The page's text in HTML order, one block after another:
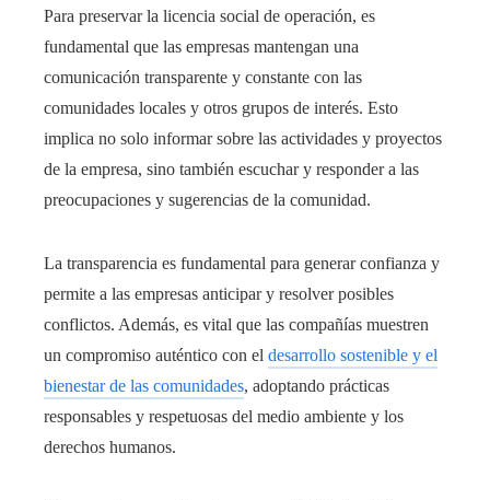
Para preservar la licencia social de operación, es
fundamental que las empresas mantengan una
comunicación transparente y constante con las
comunidades locales y otros grupos de interés. Esto
implica no solo informar sobre las actividades y proyectos
de la empresa, sino también escuchar y responder a las
preocupaciones y sugerencias de la comunidad.
La transparencia es fundamental para generar confianza y
permite a las empresas anticipar y resolver posibles
conflictos. Además, es vital que las compañías muestren
un compromiso auténtico con el desarrollo sostenible y el
bienestar de las comunidades, adoptando prácticas
responsables y respetuosas del medio ambiente y los
derechos humanos.